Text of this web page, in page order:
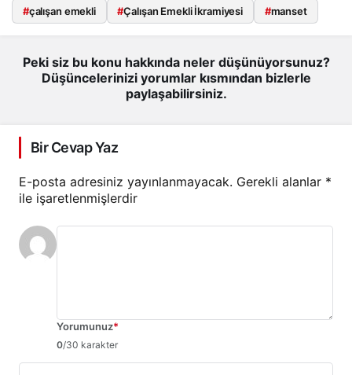
#çalışan emekli #Çalışan Emekli İkramiyesi #manset
Peki siz bu konu hakkında neler düşünüyorsunuz?
Düşüncelerinizi yorumlar kısmından bizlerle
paylaşabilirsiniz.
Bir Cevap Yaz
E-posta adresiniz yayınlanmayacak. Gerekli alanlar *
ile işaretlenmişlerdir
Yorumunuz*
0/30 karakter